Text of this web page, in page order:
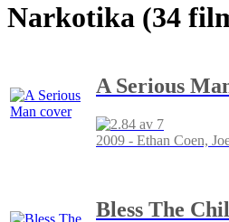
Narkotika (34
A Serious
2009 - Ethan Coen,
Bless The